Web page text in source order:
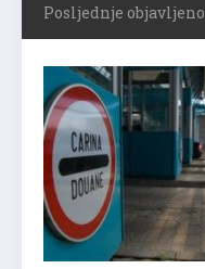
Posljednje objavljeno